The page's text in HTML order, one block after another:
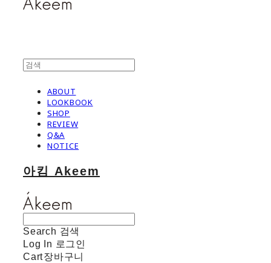
ABOUT
LOOKBOOK
SHOP
REVIEW
Q&A
NOTICE
아킴 Akeem
Search 검색
Log In 로그인
Cart장바구니